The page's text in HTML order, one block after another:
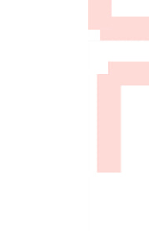
미스터리
19 The
20 How